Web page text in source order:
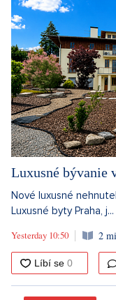
Luxusné bývanie
Nové luxusné
Luxusné byty Praha, j...
Yesterday 10:50
2